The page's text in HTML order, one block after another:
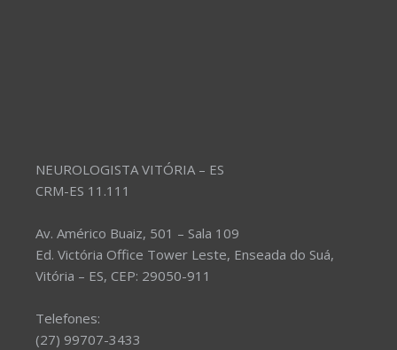
NEUROLOGISTA VITÓRIA – ES
CRM-ES 11.111
Av. Américo Buaiz, 501 – Sala 109
Ed. Victória Office Tower Leste, Enseada do Suá,
Vitória – ES, CEP: 29050-911
Telefones:
(27) 99707-3433